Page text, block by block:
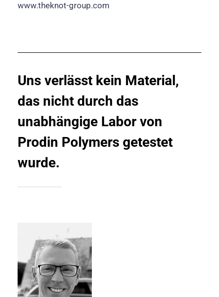
www.theknot-group.com
Uns verlässt kein Material,
das nicht durch das
unabhängige Labor von
Prodin Polymers getestet
wurde.